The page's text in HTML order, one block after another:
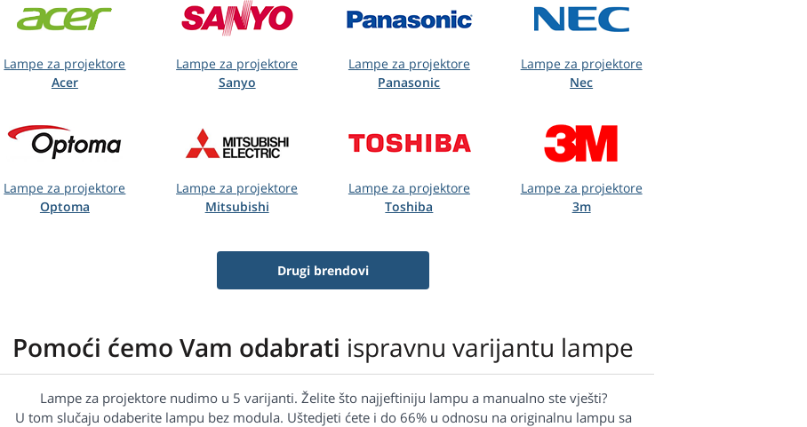
Lampe za projektore
Acer
Lampe za projektore
Sanyo
Lampe za projektore
Panasonic
Lampe za projektore
Nec
Lampe za projektore
Optoma
Lampe za projektore
Mitsubishi
Lampe za projektore
Toshiba
Lampe za projektore
3m
Drugi brendovi
Pomoći ćemo Vam odabrati ispravnu varijantu lampe
Lampe za projektore nudimo u 5 varijanti. Želite što najjeftiniju lampu a manualno ste vješti?
U tom slučaju odaberite lampu bez modula. Uštedjeti ćete i do 66% u odnosu na originalnu lampu sa